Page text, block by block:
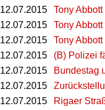
12.07.2015
Tony
12.07.2015
Tony
12.07.2015
Tony
12.07.2015
(B) Polizei
12.07.2015
Bundestag
12.07.2015
12.07.2015
Rigaer